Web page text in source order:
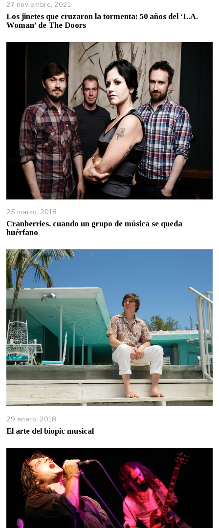
27 noviembre, 2021
Los jinetes que cruzaron la tormenta: 50 años del ‘L.A.
Woman’ de The Doors
25 marzo, 2018
Cranberries, cuando un grupo de música se queda
huérfano
29 enero, 2018
El arte del biopic musical